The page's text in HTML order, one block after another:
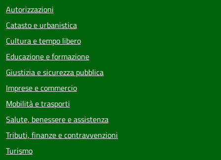
Autorizzazioni
Catasto e urbanistica
Cultura e tempo libero
Educazione e formazione
Giustizia e sicurezza pubblica
Imprese e commercio
Mobilità e trasporti
Salute, benessere e assistenza
Tributi, finanze e contravvenzioni
Turismo